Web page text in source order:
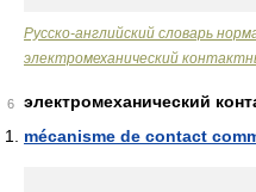
Русско-английский словарь
электромеханический
6
электромеханический
mécanisme de contact